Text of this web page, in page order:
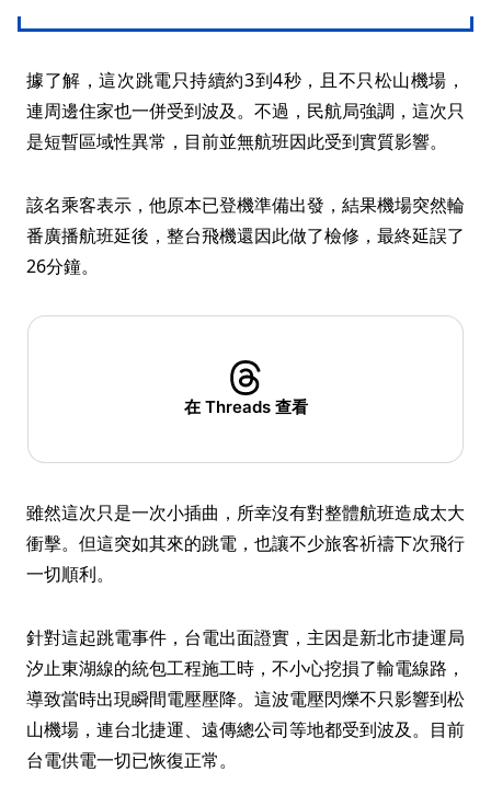
據了解，這次跳電只持續約3到4秒，且不只松山機場，
連周邊住家也一併受到波及。不過，民航局強調，這次只
是短暫區域性異常，目前並無航班因此受到實質影響。
該名乘客表示，他原本已登機準備出發，結果機場突然輪
番廣播航班延後，整台飛機還因此做了檢修，最終延誤了
26分鐘。
在 Threads 查看
雖然這次只是一次小插曲，所幸沒有對整體航班造成太大
衝擊。但這突如其來的跳電，也讓不少旅客祈禱下次飛行
一切順利。
針對這起跳電事件，台電出面證實，主因是新北市捷運局
汐止東湖線的統包工程施工時，不小心挖損了輸電線路，
導致當時出現瞬間電壓壓降。這波電壓閃爍不只影響到松
山機場，連台北捷運、遠傳總公司等地都受到波及。目前
台電供電一切已恢復正常。